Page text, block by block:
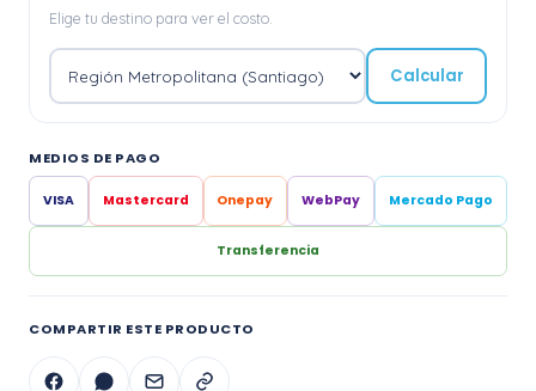
Elige tu destino para ver el costo.
Calcular
MEDIOS DE PAGO
VISA Mastercard Onepay WebPay Mercado Pago
Transferencia
COMPARTIR ESTE PRODUCTO